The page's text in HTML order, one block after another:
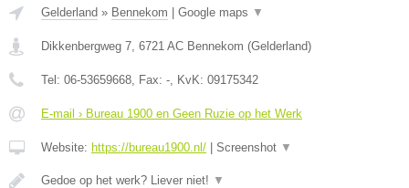
Gelderland » Bennekom Google maps ▼
Dikkenbergweg 7 6721 AC Bennekom (Gelderland)
Tel: 06-53659668 , Fax: - , KvK: 09175342
E-mail › Bureau 1900 en Geen Ruzie op het Werk
Website: https://bureau1900.nl/ Screenshot ▼
Gedoe op het werk? Liever niet! ▼